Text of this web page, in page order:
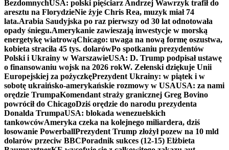
BezdomnychUSA: polski pięściarz Andrzej Wawrzyk trafił do
aresztu na FlorydzieNie żyje Chris Rea, muzyk miał 74
lata.Arabia Saudyjska po raz pierwszy od 30 lat odnotowała
opady śniegu.Amerykanie zawieszają inwestycje w morską
energetykę wiatrowąChicago: uwaga na nową formę oszustwa,
kobieta straciła 45 tys. dolarówPo spotkaniu prezydentów
Polski i Ukrainy w WarszawieUSA: D. Trump podpisał ustawę
o finansowaniu wojsk na 2026 rokW. Zełenski dziękuje Unii
Europejskiej za pożyczkęPrezydent Ukrainy: w piątek i w
sobotę ukraińsko-amerykańskie rozmowy w USAUSA: za nami
orędzie TrumpaKomendant straży granicznej Greg Bovino
powrócił do ChicagoDziś orędzie do narodu prezydenta
Donalda TrumpaUSA: blokada wenezuelskich
tankowcówAmeryka czeka na kolejnego miliardera, dziś
losowanie PowerballPrezydent Trump złożył pozew na 10 mld
dolarów przeciw BBCPoradnik sukces (12-15) Elżbieta